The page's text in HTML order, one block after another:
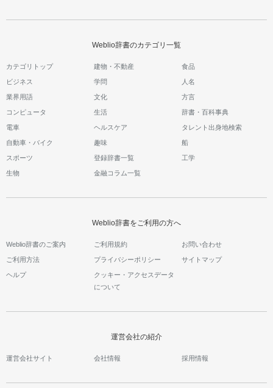
Weblio辞書のカテゴリ一覧
カテゴリトップ 建物・不動産 食品
ビジネス 学問 人名
業界用語 文化 方言
コンピュータ 生活 辞書・百科事典
電車 ヘルスケア タレント出身地検索
自動車・バイク 趣味 船
スポーツ 登録辞書一覧 工学
生物 金融コラム一覧
Weblio辞書をご利用の方へ
Weblio辞書のご案内 ご利用規約 お問い合わせ
ご利用方法 プライバシーポリシー サイトマップ
ヘルプ
クッキー・アクセスデータ
について
運営会社の紹介
運営会社サイト 会社情報 採用情報